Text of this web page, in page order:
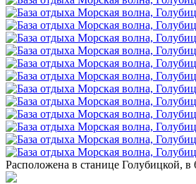
Расположена в станице Голубицкой, в